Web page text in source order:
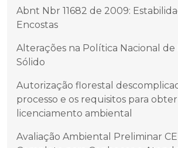
Abnt Nbr 11682 de 2009:
Encostas
Alterações na Política Nacional de
Sólido
Autorização florestal
processo e os requisitos para
licenciamento ambiental
Avaliação Ambiental Preliminar